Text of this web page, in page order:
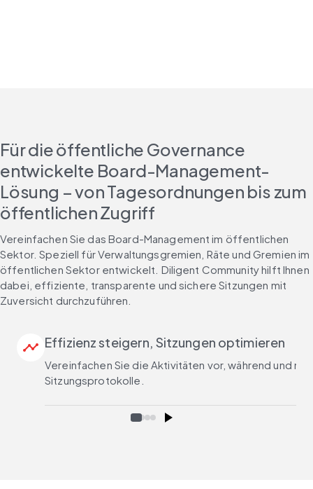
Für die öffentliche Governance
entwickelte Board-Management-
Lösung – von Tagesordnungen bis zum
öffentlichen Zugriff
Vereinfachen Sie das Board-Management im öffentlichen
Sektor. Speziell für Verwaltungsgremien, Räte und Gremien im
öffentlichen Sektor entwickelt. Diligent Community hilft Ihnen
dabei, effiziente, transparente und sichere Sitzungen mit
Zuversicht durchzuführen.
timeline Effizienz steigern, Sitzungen optimieren
Vereinfachen Sie die Aktivitäten vor, während und
Sitzungsprotokolle.